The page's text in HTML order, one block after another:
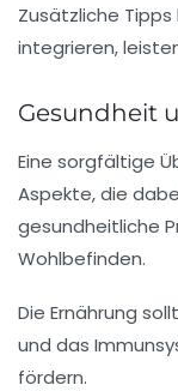
Zusätzliche
integrieren,
Gesundheit
Eine sorgfältige
Aspekte, die
gesundheitliche
Wohlbefinden.
Die Ernährung
und das
fördern.